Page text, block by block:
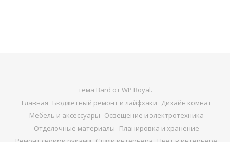
тема Bard от WP Royal.
Главная Бюджетный ремонт и лайфхаки
Дизайн комнат
Мебель и аксессуары Освещение и электротехника
Отделочные материалы Планировка и хранение